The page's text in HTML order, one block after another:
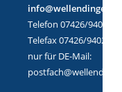
info@wellendingen.de
Telefon 07426/9402-0
Telefax 07426/9402-25
nur für DE-Mail: